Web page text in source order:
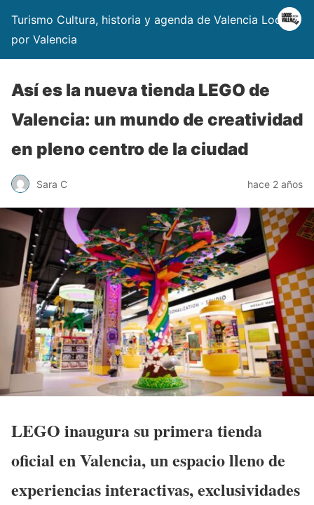
Turismo Cultura, historia y agenda de Valencia Locos
por Valencia
Así es la nueva tienda LEGO de
Valencia: un mundo de creatividad
en pleno centro de la ciudad
Sara C hace 2 años
LEGO inaugura su primera tienda
oficial en Valencia, un espacio lleno de
experiencias interactivas, exclusividades